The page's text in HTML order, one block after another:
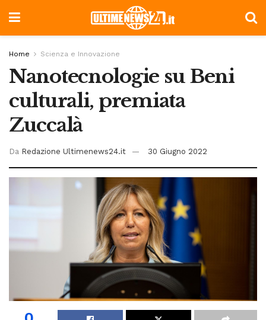
Home Scienza e Innovazione
Nanotecnologie su Beni
culturali, premiata
Zuccalà
Da Redazione Ultimenews24.it 30 Giugno 2022